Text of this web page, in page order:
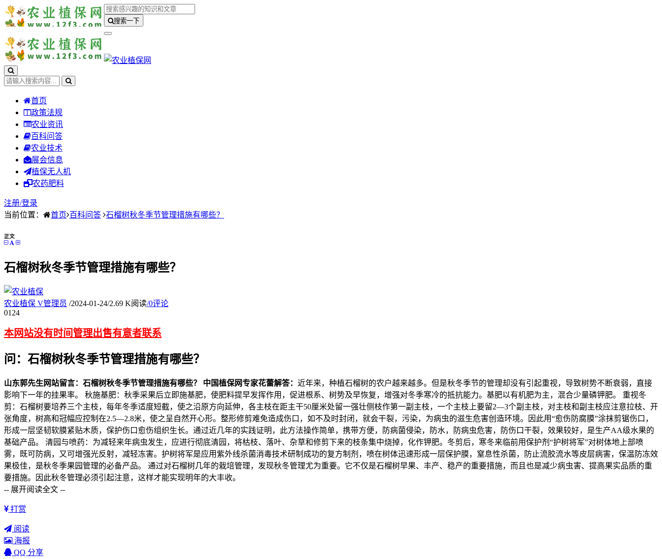
搜索一下
首页
政策法规
农业资讯
百科问答
农业技术
展会信息
植保无人机
农药肥料
注册/登录
当前位置：
首页 百科问答 石榴树秋冬季节管理措施有哪些？
正文
石榴树秋冬季节管理措施有哪些？
农业植保 V管理员 /2024-01-24/2.69 K阅读/0评论
01 24
本网站没有时间管理出售有意者联系
问：石榴树秋冬季节管理措施有哪些？
山东郭先生网站留言：石榴树秋冬季节管理措施有哪些？ 中国植保网专家花蕾解答： 近年来，种植石榴树的农户越来越多。但是秋冬季节的管理却没有引起重视，导致树势不断衰弱，直接
影响下一年的挂果率。 秋施基肥：秋季采果后立即施基肥，使肥料提早发挥作用，促进根系、树势及早恢复，增强对冬季寒冷的抵抗能力。基肥以有机肥为主，混合少量磷钾肥。 重视冬
剪：石榴树要培养三个主枝，每年冬季适度短截，使之沿原方向延伸，各主枝在距主干50厘米处留一强壮侧枝作第一副主枝，一个主枝上要留2—3个副主枝，对主枝和副主枝应注意拉枝、开
张角度，树高和冠幅应控制在2.5—2.8米，使之呈自然开心形。整形修剪难免造成伤口，如不及时封闭，就会干裂，污染，为病虫的滋生危害创造环境。因此用“愈伤防腐膜”涂抹剪锯伤口，
形成一层坚韧软膜紧贴木质，保护伤口愈伤组织生长。通过近几年的实践证明，此方法操作简单，携带方便，防病菌侵染，防水，防病虫危害，防伤口干裂，效果较好，是生产AA级水果的
基础产品。 清园与喷药：为减轻来年病虫发生，应进行彻底清园，将枯枝、落叶、杂草和修剪下来的枝条集中烧掉，化作钾肥。冬剪后，寒冬来临前用保护剂“护树将军”对树体地上部喷
雾，既可防病，又可增强光反射，减轻冻害。护树将军是应用紫外线杀菌消毒技术研制成功的复方制剂，喷在树体迅速形成一层保护膜，窒息性杀菌，防止流胶流水等皮层病害，保温防冻效
果极佳，是秋冬季果园管理的必备产品。 通过对石榴树几年的栽培管理，发现秋冬管理尤为重要。它不仅是石榴树早果、丰产、稳产的重要措施，而且也是减少病虫害、提高果实品质的重
要措施。因此秋冬管理必须引起注意，这样才能实现明年的大丰收。
-- 展开阅读全文 --
打赏
阅读
海报
QQ 分享